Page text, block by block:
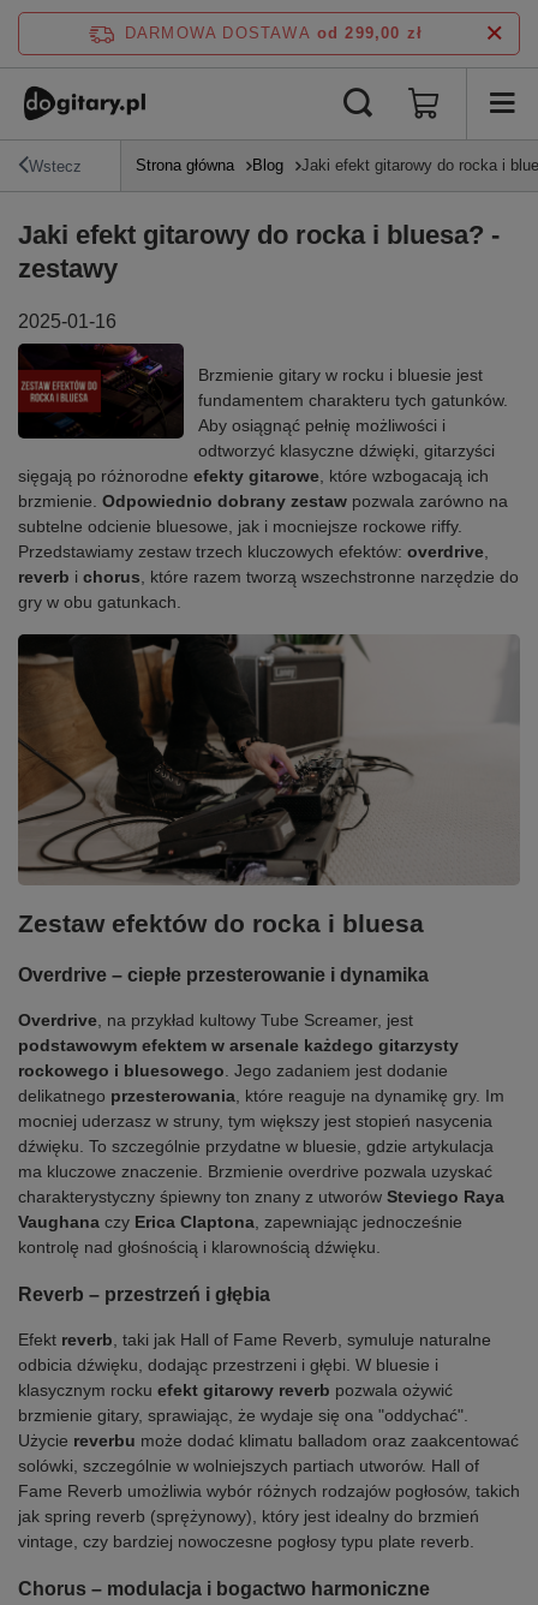
DARMOWA DOSTAWA od 299,00 zł
Wstecz Strona główna Blog Jaki efekt gitarowy do rocka i
Jaki efekt gitarowy do rocka i bluesa? -
zestawy
2025-01-16
Brzmienie gitary w rocku i bluesie jest
fundamentem charakteru tych gatunków.
Aby osiągnąć pełnię możliwości i
odtworzyć klasyczne dźwięki, gitarzyści
sięgają po różnorodne efekty gitarowe , które wzbogacają ich
brzmienie. Odpowiednio dobrany zestaw pozwala zarówno na
subtelne odcienie bluesowe, jak i mocniejsze rockowe riffy.
Przedstawiamy zestaw trzech kluczowych efektów: overdrive
reverb i chorus , które razem tworzą wszechstronne narzędzie do
gry w obu gatunkach.
Zestaw efektów do rocka i bluesa
Overdrive – ciepłe przesterowanie i dynamika
Overdrive , na przykład kultowy Tube Screamer, jest
podstawowym efektem w arsenale każdego gitarzysty
rockowego i bluesowego . Jego zadaniem jest dodanie
delikatnego przesterowania , które reaguje na dynamikę gry. Im
mocniej uderzasz w struny, tym większy jest stopień nasycenia
dźwięku. To szczególnie przydatne w bluesie, gdzie artykulacja
ma kluczowe znaczenie. Brzmienie overdrive pozwala uzyskać
charakterystyczny śpiewny ton znany z utworów Steviego Raya
Vaughana czy Erica Claptona , zapewniając jednocześnie
kontrolę nad głośnością i klarownością dźwięku.
Reverb – przestrzeń i głębia
Efekt reverb , taki jak Hall of Fame Reverb, symuluje naturalne
odbicia dźwięku, dodając przestrzeni i głębi. W bluesie i
klasycznym rocku efekt gitarowy reverb pozwala ożywić
brzmienie gitary, sprawiając, że wydaje się ona "oddychać".
Użycie reverbu może dodać klimatu balladom oraz zaakcentować
solówki, szczególnie w wolniejszych partiach utworów. Hall of
Fame Reverb umożliwia wybór różnych rodzajów pogłosów, takich
jak spring reverb (sprężynowy), który jest idealny do brzmień
vintage, czy bardziej nowoczesne pogłosy typu plate reverb.
Chorus – modulacja i bogactwo harmoniczne